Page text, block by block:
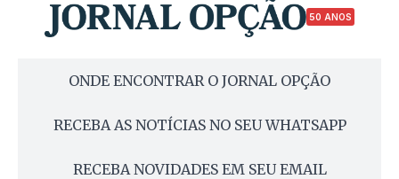
50 ANOS
ONDE ENCONTRAR O JORNAL OPÇÃO
RECEBA AS NOTÍCIAS NO SEU WHATSAPP
RECEBA NOVIDADES EM SEU EMAIL